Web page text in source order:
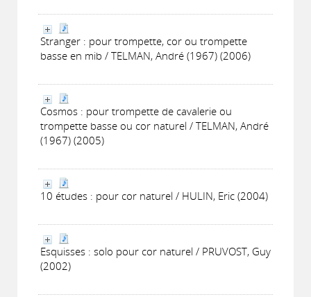
Stranger : pour trompette, cor ou trompette
basse en mib / TELMAN, André (1967) (2006)
Cosmos : pour trompette de cavalerie ou
trompette basse ou cor naturel / TELMAN, André
(1967) (2005)
10 études : pour cor naturel / HULIN, Eric (2004)
Esquisses : solo pour cor naturel / PRUVOST, Guy
(2002)